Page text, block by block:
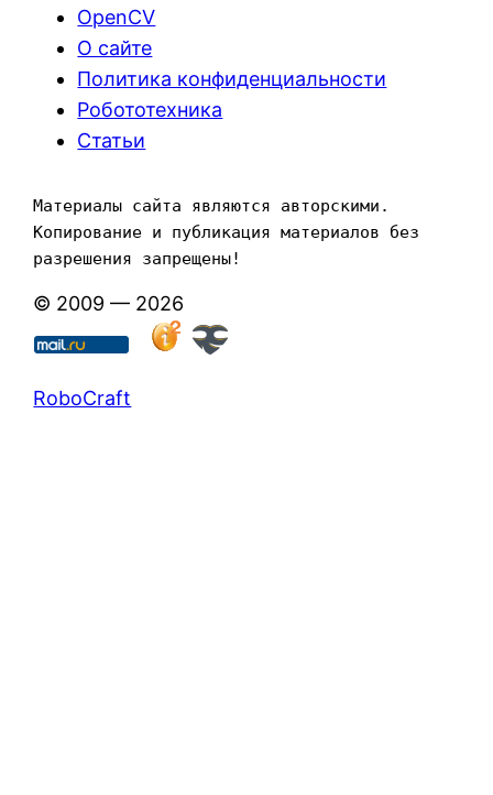
OpenCV
О сайте
Политика конфиденциальности
Робототехника
Статьи
Материалы сайта являются авторскими.
Копирование и публикация материалов без
разрешения запрещены!
© 2009 — 2026
RoboCraft